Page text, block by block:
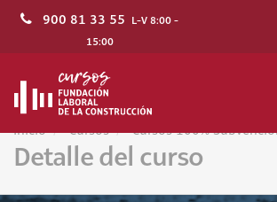
900 81 33 55 L-V 8:00 -
15:00
Inicio Cursos Cursos 100%
Detalle del curso